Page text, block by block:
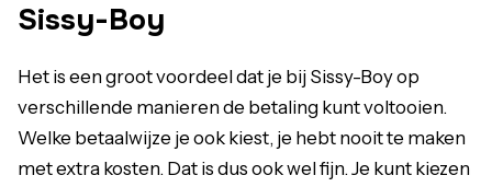
Sissy-Boy
Het is een groot voordeel dat je bij Sissy-Boy op
verschillende manieren de betaling kunt voltooien.
Welke betaalwijze je ook kiest, je hebt nooit te maken
met extra kosten. Dat is dus ook wel fijn. Je kunt kiezen